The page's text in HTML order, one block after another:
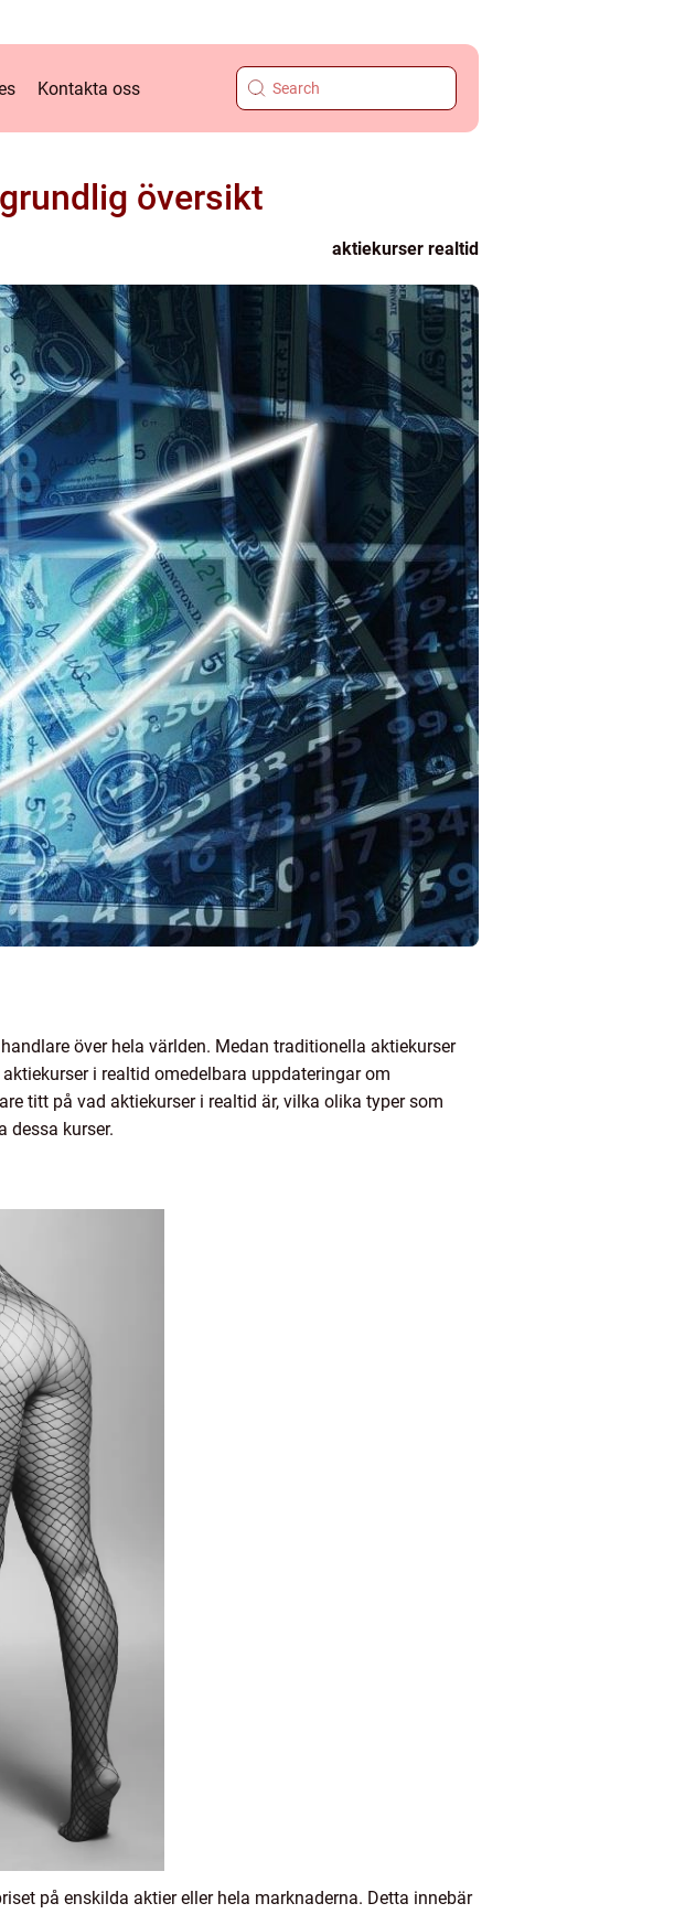
Kontakta oss
översikt
aktiekurser realtid
över hela världen. Medan traditionella aktiekurser
i realtid omedelbara uppdateringar om
titt på vad aktiekurser i realtid är, vilka olika typer som
dessa kurser.
på enskilda aktier eller hela marknaderna. Detta innebär